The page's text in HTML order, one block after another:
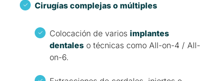
Cirugías complejas o múltiples
Colocación de varios implantes
dentales o técnicas como All-on-4 / All-
on-6.